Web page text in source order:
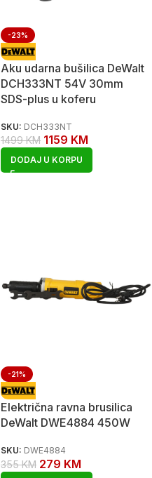
-23%
Aku udarna bušilica DeWalt
DCH333NT 54V 30mm
SDS-plus u koferu
SKU: DCH333NT
1499KM 1159 KM
DODAJ U KORPU
-21%
Električna ravna brusilica
DeWalt DWE4884 450W
SKU: DWE4884
355KM 279 KM